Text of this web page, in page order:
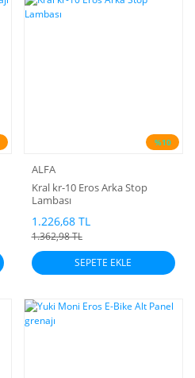
%10
ALFA
Kral kr-10 Eros Arka Stop
Lambası
1.226,68 TL
1.362,98 TL
SEPETE EKLE